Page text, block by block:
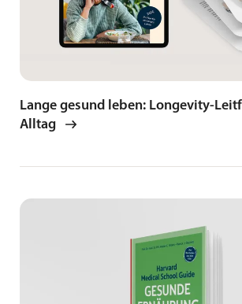
Lange gesund leben: Longevity-
Alltag